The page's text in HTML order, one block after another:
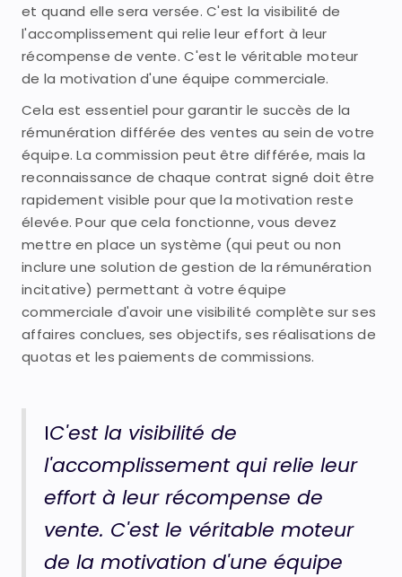
et quand elle sera versée. C'est la visibilité de
l'accomplissement qui relie leur effort à leur
récompense de vente. C'est le véritable moteur
de la motivation d'une équipe commerciale.
Cela est essentiel pour garantir le succès de la
rémunération différée des ventes au sein de votre
équipe. La commission peut être différée, mais la
reconnaissance de chaque contrat signé doit être
rapidement visible pour que la motivation reste
élevée. Pour que cela fonctionne, vous devez
mettre en place un système (qui peut ou non
inclure une solution de gestion de la rémunération
incitative) permettant à votre équipe
commerciale d'avoir une visibilité complète sur ses
affaires conclues, ses objectifs, ses réalisations de
quotas et les paiements de commissions.
IC'est la visibilité de
l'accomplissement qui relie leur
effort à leur récompense de
vente. C'est le véritable moteur
de la motivation d'une équipe